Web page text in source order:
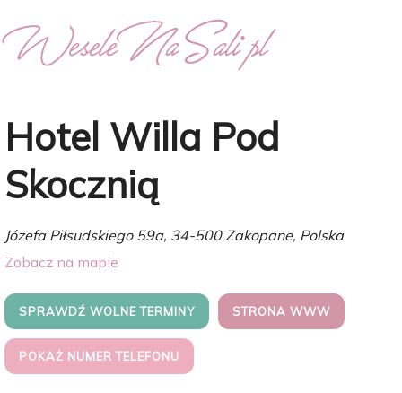
Hotel Willa Pod
Skocznią
Józefa Piłsudskiego 59a, 34-500 Zakopane, Polska
Zobacz na mapie
SPRAWDŹ WOLNE TERMINY STRONA WWW
POKAŻ NUMER TELEFONU